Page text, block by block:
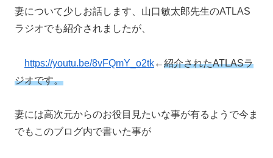
妻について少しお話します、山口敏太郎先生のATLAS
ラジオでも紹介されましたが、
https://youtu.be/8vFQmY_o2tk←紹介されたATLASラ
ジオです。
妻には高次元からのお役目見たいな事が有るようで今ま
でもこのブログ内で書いた事が